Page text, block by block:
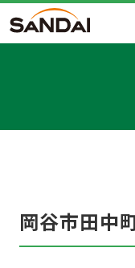
岡谷市田中